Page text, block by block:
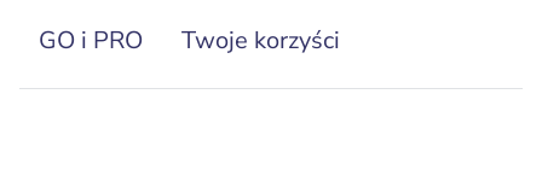
GO i PRO Twoje korzyści